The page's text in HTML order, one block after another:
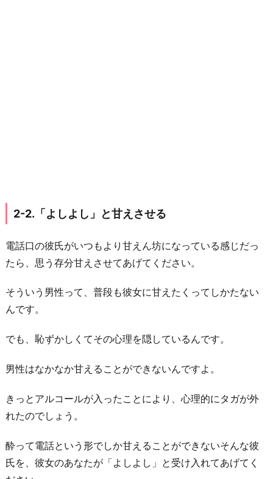
2-2.「よしよし」と甘えさせる
電話口の彼氏がいつもより甘えん坊になっている感じだっ
たら、思う存分甘えさせてあげてください。
そういう男性って、普段も彼女に甘えたくってしかたない
んです。
でも、恥ずかしくてその心理を隠しているんです。
男性はなかなか甘えることができないんですよ。
きっとアルコールが入ったことにより、心理的にタガが外
れたのでしょう。
酔って電話という形でしか甘えることができないそんな彼
氏を、彼女のあなたが「よしよし」と受け入れてあげてく